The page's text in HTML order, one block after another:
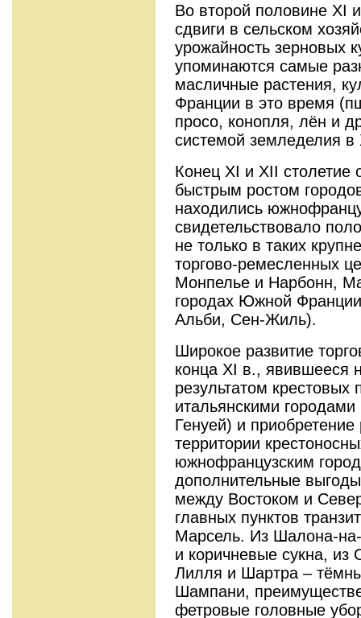
Во второй половине XI
сдвиги в сельском
урожайность зерновых
упоминаются самые
масличные растения,
Франции в это время
просо, конопля, лён и
системой земледелия
Конец XI и XII столетие
быстрым ростом
находились
свидетельствовало
не только в таких
торгово-ремесленных
Монпелье и Нарбонн,
городах Южной
Альби, Сен-Жиль).
Широкое развитие
конца XI в., явившееся
результатом крестовых
итальянскими
Генуей) и
территории
южнофранцузским
дополнительные выгоды
между Востоком и
главных пунктов
Марсель. Из Шалона-
и коричневые сукна,
Лилля и Шартра –
Шампани,
фетровые головные